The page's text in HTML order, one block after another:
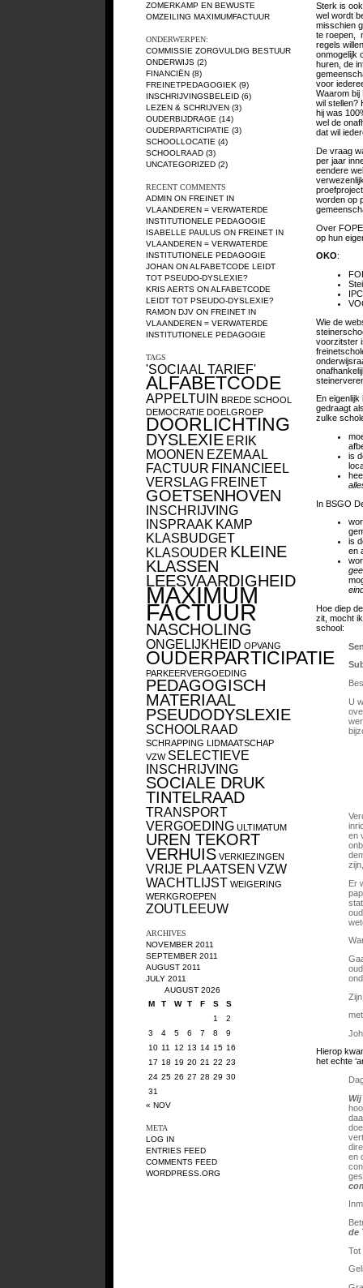
ZOMERKAMP EN BEWUSTE
OMZEILING MAXIMUMFACTUUR
ONDERWERPEN:
COMMISSIE ZORGVULDIG BESTUUR
ONDERWIJS (2)
FINANCIËN (8)
FREINETPEDAGOGIEK (9)
INSCHRIJVINGSBELEID (6)
LEZEN & SCHRIJVEN (3)
OUDERBIJDRAGE (14)
OUDERPARTICIPATIE (3)
SCHOOLLOCATIE (4)
SCHOOLRAAD (3)
UNCATEGORIZED (2)
RECENT COMMENTS
ADMIN ON FREINET IN
VLAANDEREN = VERWATERDE
INSTITUTIONELE PEDAGOGIE
ISABELLE PAULUS ON FREINET IN
VLAANDEREN = VERWATERDE
INSTITUTIONELE PEDAGOGIE
JOHAN ONALFABETCODE LEIDT
TOT PSEUDO-DYSLEXIE?
KRIS AERTS ONALFABETCODE
LEIDT TOT PSEUDO-DYSLEXIE?
RAMON DJV ON FREINET IN
VLAANDEREN = VERWATERDE
INSTITUTIONELE PEDAGOGIE
TAGS
'SOCIAAL TARIEF'
ALFABETCODE
APPELTUIN BREDE SCHOOL
DEMOCRATIE DOELGROEP
DOORLICHTING
DYSLEXIE ERIK
MOONEN EZEMAAL
FACTUUR FINANCIEEL
VERSLAG FREINET
GOETSENHOVEN
INSCHRIJVING
INSPRAAK KAMP
KLASBUDGET
KLASOUDER KLEINE
KLASSEN
LEESVAARDIGHEID
MAXIMUM
FACTUUR
NASCHOLING
ONGELIJKHEID OPVANG
OUDERPARTICIPATIE
PARKEERVERGOEDING
PEDAGOGISCH
MATERIAAL
PSEUDODYSLEXIE
SCHOOLRAAD
SCHRAPPING LIDMAATSCHAP
VZW SELECTIEVE
INSCHRIJVING
SOCIALE DRUK
TINTELRAAD
TRANSPORT
VERGOEDING ULTIMATUM
UREN TEKORT
VERHUIS VERKIEZINGEN
VRIJE PLAATSEN VZW
WACHTLIJST WEIGERING
WERKGROEPEN
ZOUTLEEUW
ARCHIVES
NOVEMBER 2011
SEPTEMBER 2011
AUGUST 2011
JULY 2011
AUGUST 2026
M
T W T F S
S
1
2
3
4 5 6 7 8
9
10 11 12 13 14 15 16
17 18 19 20 21 22 23
24 25 26 27 28 29 30
31
« NOV
META
LOG IN
ENTRIES FEED
COMMENTS FEED
WORDPRESS.ORG
Sterk is
wel wordt
misschien
te roepen,
regels
onmogelijk
huren, de
voor
Waarom bij
wil stellen?
hij was
wel de
dat wil
De vraag
per jaar
eendere
worden op
Over
op hun
OKO:
Wie de
voorzitster
En
gedraagt
zulke
is
In BSGO
is
en
Hoe diep
zit, mocht
school:
U
en
Er
Hierop
het echte
en
de
Tot